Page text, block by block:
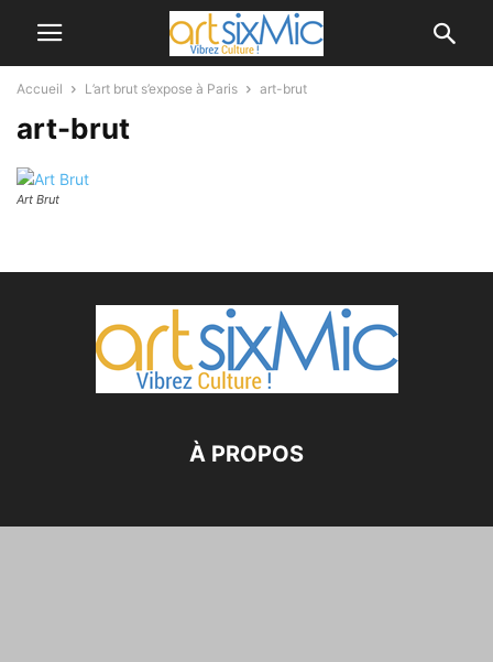
Accueil L’art brut s’expose à Paris art-brut
art-brut
Art Brut
À PROPOS